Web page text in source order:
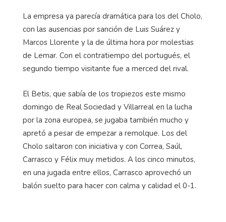
La empresa ya parecía dramática para los del Cholo,
con las ausencias por sanción de Luis Suárez y
Marcos Llorente y la de última hora por molestias
de Lemar. Con el contratiempo del portugués, el
segundo tiempo visitante fue a merced del rival.
El Betis, que sabía de los tropiezos este mismo
domingo de Real Sociedad y Villarreal en la lucha
por la zona europea, se jugaba también mucho y
apretó a pesar de empezar a remolque. Los del
Cholo saltaron con iniciativa y con Correa, Saúl,
Carrasco y Félix muy metidos. A los cinco minutos,
en una jugada entre ellos, Carrasco aprovechó un
balón suelto para hacer con calma y calidad el 0-1.